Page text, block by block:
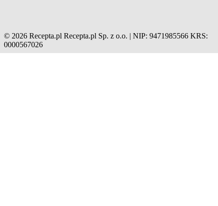
© 2026 Recepta.pl Recepta.pl Sp. z o.o. | NIP: 9471985566 KRS:
0000567026